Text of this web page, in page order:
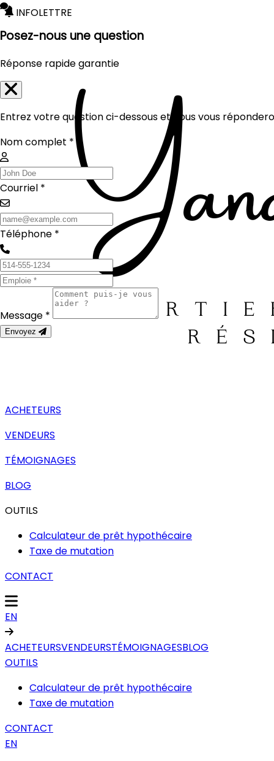
INFOLETTRE
ACHETEURS
VENDEURS
TÉMOIGNAGES
BLOG
OUTILS
Calculateur de prêt hypothécaire
Taxe de mutation
CONTACT
EN
ACHETEURSVENDEURSTÉMOIGNAGESBLOG
OUTILS
Calculateur de prêt hypothécaire
Taxe de mutation
CONTACT
EN
Posez-nous une question
Réponse rapide garantie
Entrez votre question ci-dessous et nous vous
Nom complet *
Courriel *
Téléphone *
Message *
Envoyez